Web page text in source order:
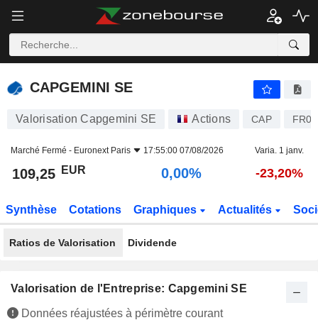
CAPGEMINI SE
CAPGEMINI SE
Valorisation Capgemini SE Actions CAP
Marché Fermé - Euronext Paris 17:55:00 07/08/2026 Varia. 1 janv.
109,25 EUR 0,00% -23,20%
Synthèse Cotations Graphiques Actualités
Ratios de Valorisation Dividende
Valorisation de l'Entreprise: Capgemini SE
Données réajustées à périmètre courant